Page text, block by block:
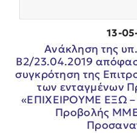
13-
Ανάκληση της
Β2/23.04.2019
συγκρότηση της
των ενταγμένων
«ΕΠΙΧΕΙΡΟΥΜΕ ΕΞΩ –
Προβολής